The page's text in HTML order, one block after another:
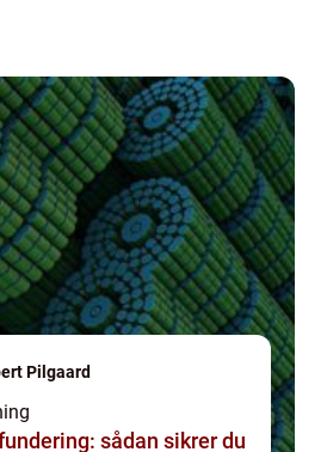
Pilgaard
sådan sikrer du